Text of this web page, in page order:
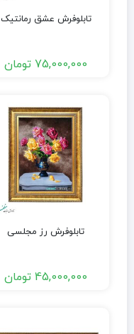
تابلوفرش عشق رمانتیک
75,000,000 تومان
تابلوفرش رز مجلسی
45,000,000 تومان